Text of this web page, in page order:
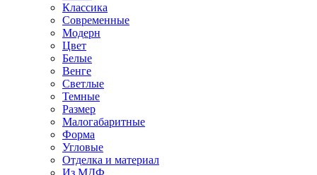
Классика
Современные
Модерн
Цвет
Белые
Венге
Светлые
Темные
Размер
Малогабаритные
Форма
Угловые
Отделка и материал
Из МДФ